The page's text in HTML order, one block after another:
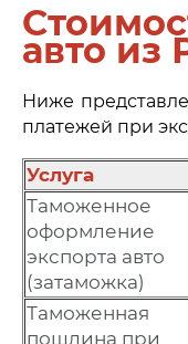
авто из
Ниже
платежей при
Услуга
Таможенное
оформление
экспорта авто
(затаможка)
Таможенная
пошлина при